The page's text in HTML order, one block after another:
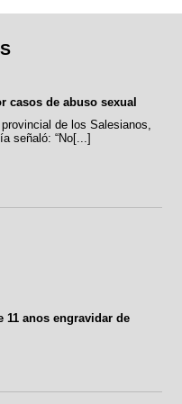
casos de abuso sexual
de los Salesianos,
señaló: “No[...]
11 anos engravidar de